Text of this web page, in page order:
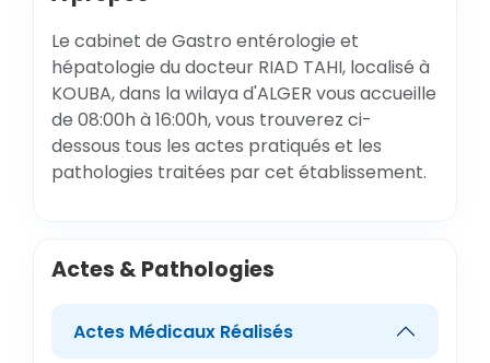
Le cabinet de Gastro entérologie et
hépatologie du docteur RIAD TAHI, localisé à
KOUBA, dans la wilaya d'ALGER vous accueille
de 08:00h à 16:00h, vous trouverez ci-
dessous tous les actes pratiqués et les
pathologies traitées par cet établissement.
Actes & Pathologies
Actes Médicaux Réalisés